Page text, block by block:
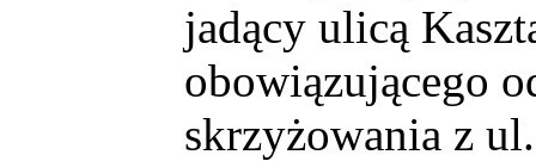
jadący ulicą
obowiązującego
skrzyżowania z